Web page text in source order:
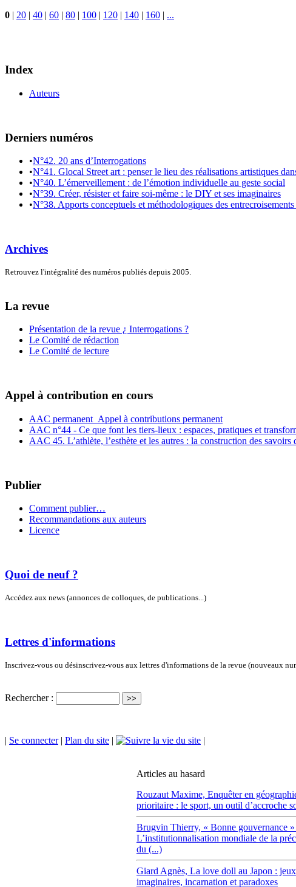
0 | 20 | 40 | 60 | 80 | 100 | 120 | 140 | 160 | ...
Index
Auteurs
Derniers numéros
•N°42. 20 ans d’Interrogations
•N°41. Glocal Street art : penser le lieu des réalisations artistiques
•N°40. L’émerveillement : de l’émotion individuelle au geste social
•N°39. Créer, résister et faire soi-même : le DIY et ses imaginaires
•N°38. Apports conceptuels et méthodologiques des
Archives
Retrouvez l'intégralité des numéros publiés depuis 2005.
La revue
Présentation de la revue ¿ Interrogations ?
Le Comité de rédaction
Le Comité de lecture
Appel à contribution en cours
AAC permanent_Appel à contributions permanent
AAC n°44 - Ce que font les tiers-lieux : espaces, pratiques et
AAC 45. L’athlète, l’esthète et les autres : la construction des savoirs
Publier
Comment publier…
Recommandations aux auteurs
Licence
Quoi de neuf ?
Accédez aux news (annonces de colloques, de publications...)
Lettres d'informations
Inscrivez-vous ou désinscrivez-vous aux lettres d'informations de la revue (nouveaux
Rechercher :
| Se connecter| Plan du site | |
Articles au hasard
Rouzaut Maxime, Enquêter en
prioritaire : le sport, un outil d’accroche
Brugvin Thierry, « Bonne gouvernance »
L’institutionnalisation mondiale de la
du (...)
Giard Agnès, La love doll au Japon : jeux
imaginaires, incarnation et paradoxes